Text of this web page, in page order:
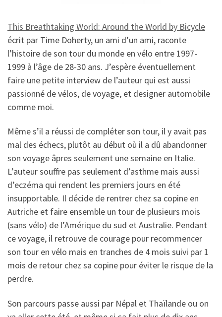
This Breathtaking World: Around the World by Bicycle
écrit par Time Doherty, un ami d’un ami, raconte
l’histoire de son tour du monde en vélo entre 1997-
1999 à l’âge de 28-30 ans. J’espère éventuellement
faire une petite interview de l’auteur qui est aussi
passionné de vélos, de voyage, et designer automobile
comme moi.
Même s’il a réussi de compléter son tour, il y avait pas
mal des échecs, plutôt au début où il a dû abandonner
son voyage âpres seulement une semaine en Italie.
L’auteur souffre pas seulement d’asthme mais aussi
d’eczéma qui rendent les premiers jours en été
insupportable. Il décide de rentrer chez sa copine en
Autriche et faire ensemble un tour de plusieurs mois
(sans vélo) de l’Amérique du sud et Australie. Pendant
ce voyage, il retrouve de courage pour recommencer
son tour en vélo mais en tranches de 4 mois suivi par 1
mois de retour chez sa copine pour éviter le risque de la
perdre.
Son parcours passe aussi par Népal et Thaïlande ou on